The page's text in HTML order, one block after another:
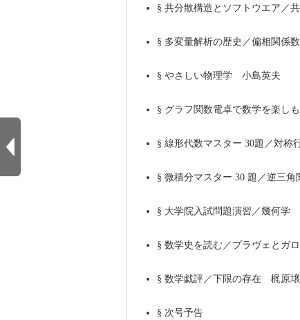
§ 共分散構造とソフトウエア／
§ 多変量解析の歴史／偏相関係
§ やさしい物理学 小島英夫
§ グラフ関数電卓で数学を楽し
§ 線形代数マスター 30題／対
§ 微積分マスター 30 題／逆三
§ 大学院入試問題演習／幾何
§ 数学史を読む／プラヴェとガ
§ 数学戯評／下限の存在 梶原壌
§ 次号予告